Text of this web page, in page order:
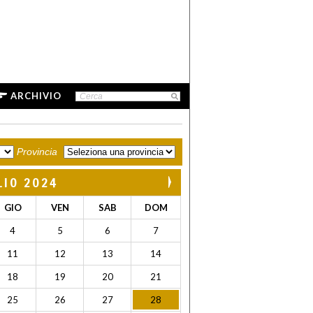
ARCHIVIO
Provincia
2024
GIO VEN SAB DOM
4 5 6 7
11 12 13 14
18 19 20 21
25 26 27 28